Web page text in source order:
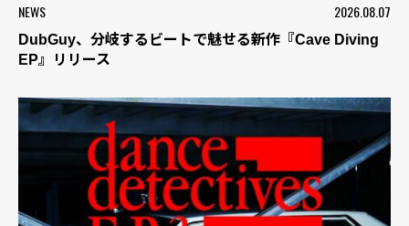
NEWS 2026.08.07
DubGuy、分岐するビートで魅せる新作『Cave Diving
EP』リリース